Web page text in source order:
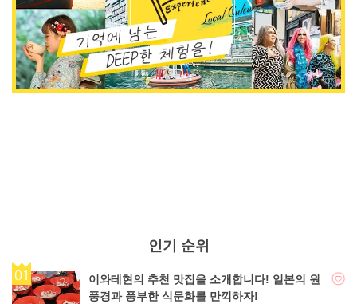
인기 순위
이와테현의 추천 맛집을 소개합니다! 일본의 원
풍경과 풍부한 식문화를 만끽하자!